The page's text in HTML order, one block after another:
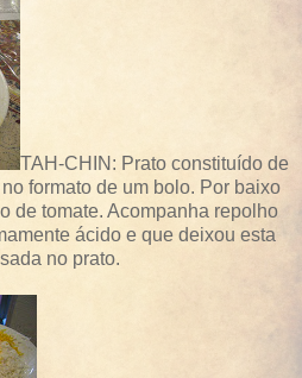
TAH-CHIN: Prato constituído de
formato de um bolo. Por baixo
de tomate. Acompanha repolho
ácido e que deixou esta
no prato.